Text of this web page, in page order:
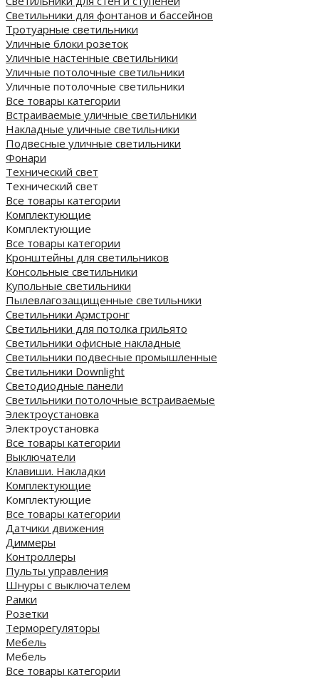
Светильники для фонтанов и бассейнов
Тротуарные светильники
Уличные блоки розеток
Уличные настенные светильники
Уличные потолочные светильники
Уличные потолочные светильники
Все товары категории
Встраиваемые уличные светильники
Накладные уличные светильники
Подвесные уличные светильники
Фонари
Технический свет
Технический свет
Все товары категории
Комплектующие
Комплектующие
Все товары категории
Кронштейны для светильников
Консольные светильники
Купольные светильники
Пылевлагозащищенные светильники
Светильники Армстронг
Светильники для потолка грильято
Светильники офисные накладные
Светильники подвесные промышленные
Светильники Downlight
Светодиодные панели
Cветильники потолочные встраиваемые
Электроустановка
Электроустановка
Все товары категории
Выключатели
Клавиши. Накладки
Комплектующие
Комплектующие
Все товары категории
Датчики движения
Диммеры
Контроллеры
Пульты управления
Шнуры с выключателем
Рамки
Розетки
Терморегуляторы
Мебель
Мебель
Все товары категории